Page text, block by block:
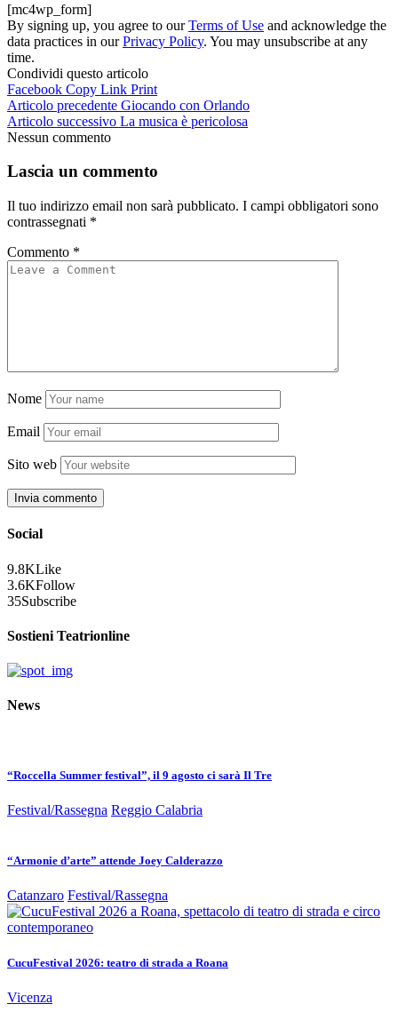
[mc4wp_form]
By signing up, you agree to ourTerms of Use and acknowledge the
data practices in ourPrivacy Policy. You may unsubscribe at any
time.
Condividi questo articolo
Facebook Copy Link Print
Articolo precedente Giocando con Orlando
Articolo successivo La musica è pericolosa
Nessun commento
Lascia un commento
Il tuo indirizzo email non sarà pubblicato. I campi obbligatori sono
contrassegnati *
Commento *
Nome
Email
Sito web
Social
9.8KLike
3.6KFollow
35Subscribe
Sostieni Teatrionline
News
“Roccella Summer festival”, il 9 agosto ci sarà Il Tre
Festival/Rassegna Reggio Calabria
“Armonie d’arte” attende Joey Calderazzo
Catanzaro Festival/Rassegna
CucuFestival 2026: teatro di strada a Roana
Vicenza